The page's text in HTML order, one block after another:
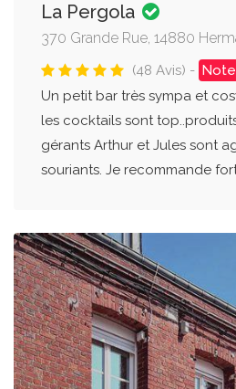
La Pergola
370 Grande Rue, 14880
(48 Avis) -
Un petit bar très sympa et
les cocktails sont
gérants Arthur et Jules sont
souriants. Je recommande